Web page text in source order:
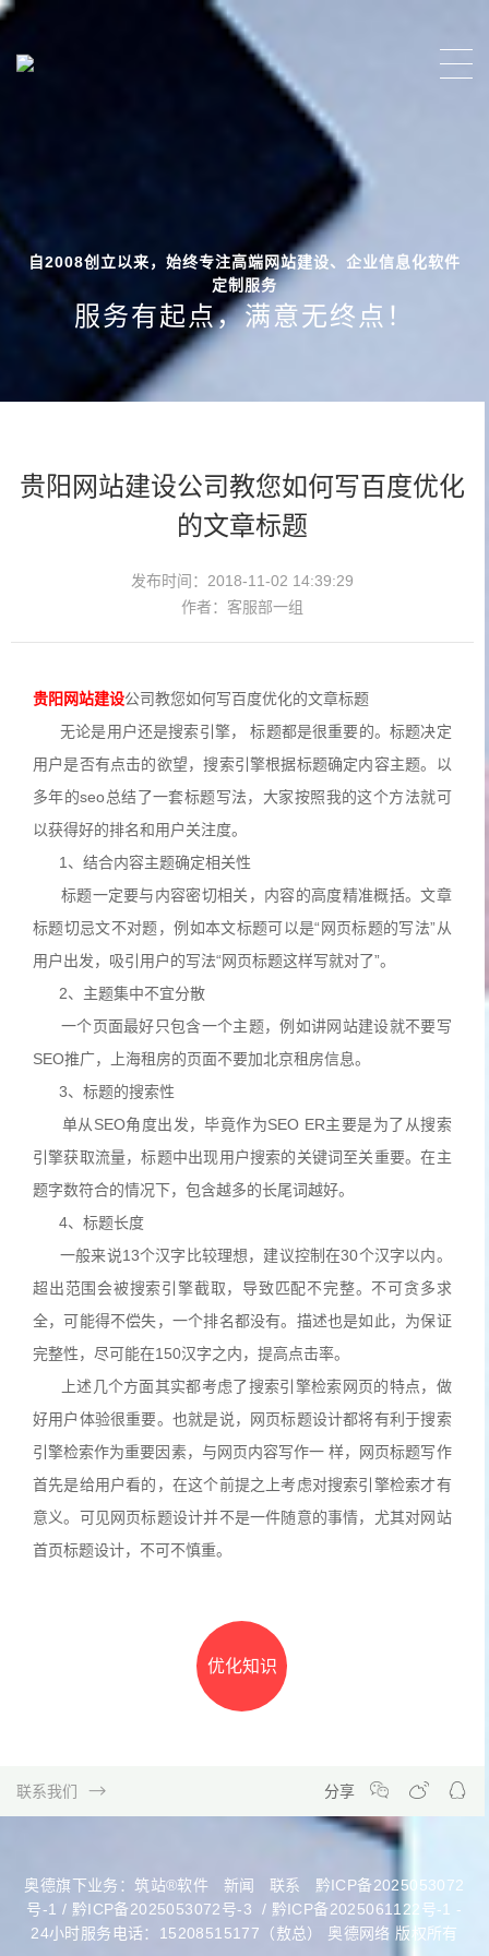
自2008创立以来，始终专注高端网站建设、企业信息化软件
定制服务
服务有起点，满意无终点！
贵阳网站建设公司教您如何写百度优化
的文章标题
发布时间：2018-11-02 14:39:29
作者：客服部一组
贵阳 网站建设公司教您如何写百度优化的文章标题
无论是用户还是搜索引擎， 标题都是很重要的。标题决定
用户是否有点击的欲望，搜索引擎根据标题确定内容主题。以
多年的seo总结了一套标题写法，大家按照我的这个方法就可
以获得好的排名和用户关注度。
1、结合内容主题确定相关性
标题一定要与内容密切相关，内容的高度精准概括。文章
标题切忌文不对题，例如本文标题可以是“网页标题的写法”从
用户出发，吸引用户的写法“网页标题这样写就对了”。
2、主题集中不宜分散
一个页面最好只包含一个主题，例如讲网站建设就不要写
SEO推广，上海租房的页面不要加北京租房信息。
3、标题的搜索性
单从SEO角度出发，毕竟作为SEO ER主要是为了从搜索
引擎获取流量，标题中出现用户搜索的关键词至关重要。在主
题字数符合的情况下，包含越多的长尾词越好。
4、标题长度
一般来说13个汉字比较理想，建议控制在30个汉字以内。
超出范围会被搜索引擎截取，导致匹配不完整。不可贪多求
全，可能得不偿失，一个排名都没有。描述也是如此，为保证
完整性，尽可能在150汉字之内，提高点击率。
上述几个方面其实都考虑了搜索引擎检索网页的特点，做
好用户体验很重要。也就是说，网页标题设计都将有利于搜索
引擎检索作为重要因素，与网页内容写作一 样，网页标题写作
首先是给用户看的，在这个前提之上考虑对搜索引擎检索才有
意义。可见网页标题设计并不是一件随意的事情，尤其对网站
首页标题设计，不可不慎重。
优化知识
联系我们 分享
奥德旗下业务： 筑站®软件 新闻 联系
黔ICP备2025053072
号-1 / 黔ICP备2025053072号-3 / 黔ICP备2025061122号-1 -
24小时服务电话：15208515177（敖总） 奥德网络 版权所有